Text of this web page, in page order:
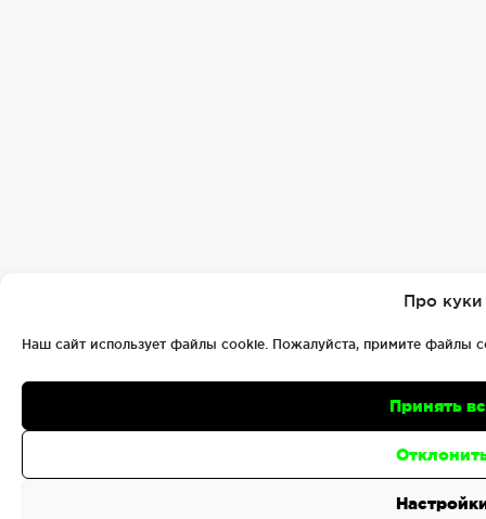
Про куки
Наш сайт использует файлы cookie. Пожалуйста, примите файлы
Принять